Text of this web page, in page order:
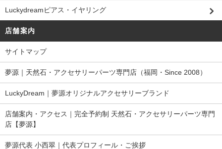
Luckydreamピアス・イヤリング
店舗案内
サイトマップ
夢源｜天然石・アクセサリーパーツ専門店（福岡・Since 2008）
LuckyDream｜夢源オリジナルアクセサリーブランド
店舗案内・アクセス｜完全予約制 天然石・アクセサリーパーツ専門
店【夢源】
夢源代表 小西翠｜代表プロフィール・ご挨拶